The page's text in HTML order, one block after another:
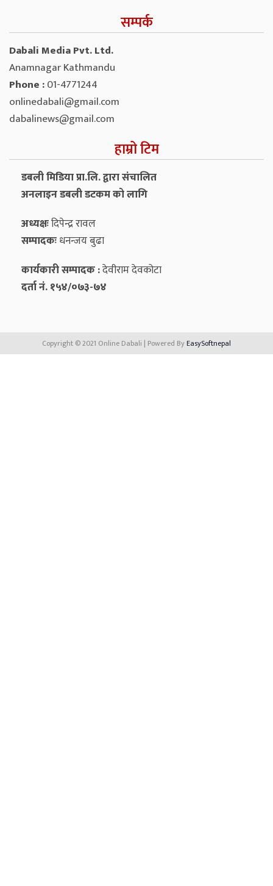
सम्पर्क
Dabali Media Pvt. Ltd.
Anamnagar Kathmandu
Phone :01-4771244
onlinedabali@gmail.com
dabalinews@gmail.com
हाम्रो टिम
डबली मिडिया प्रा.लि. द्वारा संचालित
अनलाइन डबली डटकम को लागि
अध्यक्षःदिपेन्द्र रावल
सम्पादकःधनन्‍जय बुढा
कार्यकारी सम्पादक :देवीराम देवकोटा
दर्ता नं. १५४/०७३-७४
Copyright © 2021 Online Dabali | Powered ByEasySoftnepal